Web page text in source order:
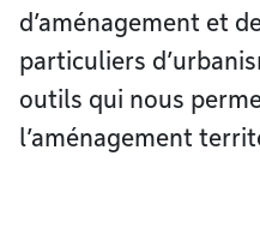
d’aménagement et
particuliers
outils qui nous
l’aménagement